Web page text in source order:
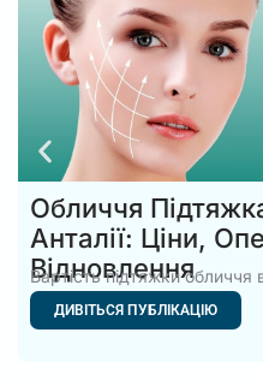
Обличчя
Анталії: Ціни,
Відновлення
Вартість підтяжки обличчя
найпопулярніших тем
ДИВІТЬСЯ ПУБЛІКАЦІЮ